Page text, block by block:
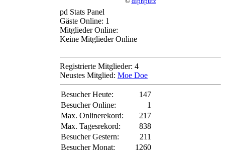
pd Stats Panel
Gäste Online: 1
Mitglieder Online:
Keine Mitglieder Online
Registrierte Mitglieder: 4
Neustes Mitglied: Moe Doe
Besucher Heute:
147
Besucher Online:
1
Max. Onlinerekord:
217
Max. Tagesrekord:
838
Besucher Gestern:
211
Besucher Monat:
1260